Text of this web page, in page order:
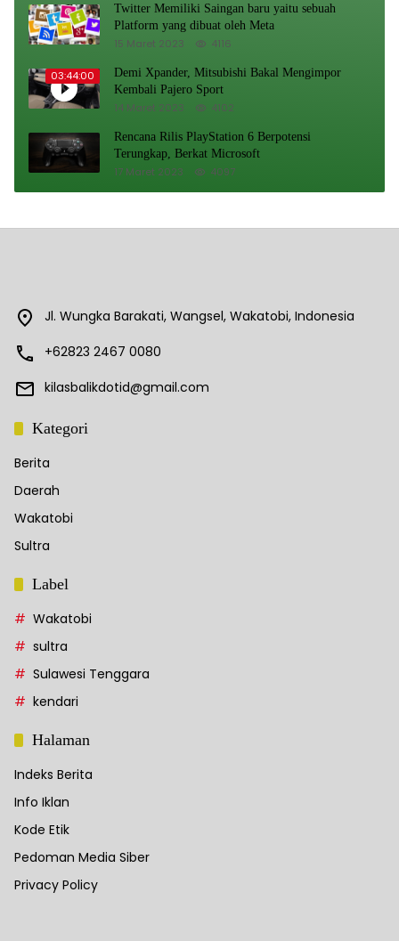
Twitter Memiliki Saingan baru yaitu sebuah
Platform yang dibuat oleh Meta
15 Maret 2023 4116
03:44:00
Demi Xpander, Mitsubishi Bakal Mengimpor
Kembali Pajero Sport
14 Maret 2023 4102
Rencana Rilis PlayStation 6 Berpotensi
Terungkap, Berkat Microsoft
17 Maret 2023 4097
Jl. Wungka Barakati, Wangsel, Wakatobi, Indonesia
+62823 2467 0080
kilasbalikdotid@gmail.com
Kategori
Berita
Daerah
Wakatobi
Sultra
Label
Wakatobi
sultra
Sulawesi Tenggara
kendari
Halaman
Indeks Berita
Info Iklan
Kode Etik
Pedoman Media Siber
Privacy Policy